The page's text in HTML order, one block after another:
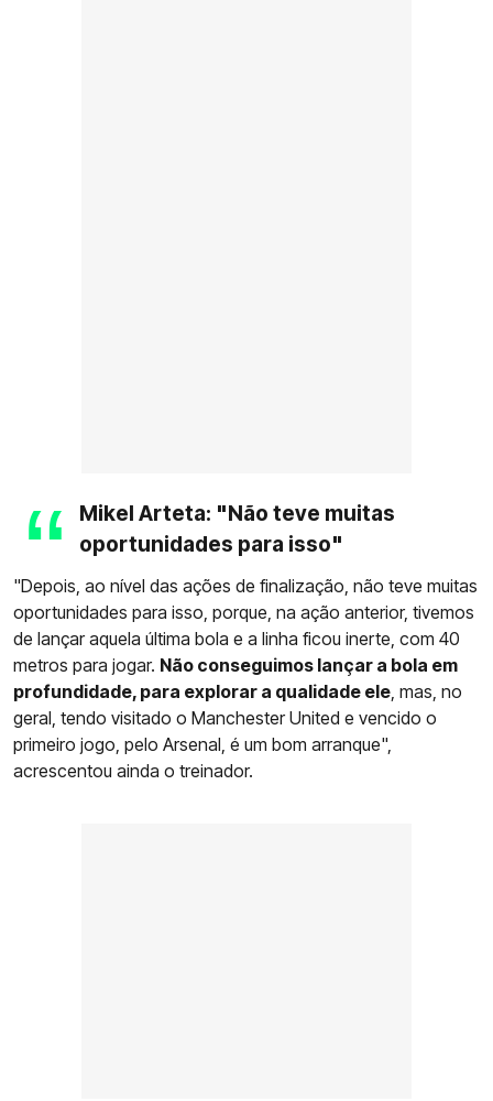
Mikel Arteta: "Não teve muitas
oportunidades para isso"
"Depois, ao nível das ações de finalização, não teve muitas
oportunidades para isso, porque, na ação anterior, tivemos
de lançar aquela última bola e a linha ficou inerte, com 40
metros para jogar. Não conseguimos lançar a bola em
profundidade, para explorar a qualidade ele, mas, no
geral, tendo visitado o Manchester United e vencido o
primeiro jogo, pelo Arsenal, é um bom arranque",
acrescentou ainda o treinador.